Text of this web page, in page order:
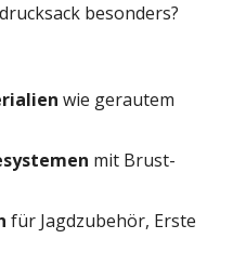
besonders?
wie gerautem
mit Brust-
für Jagdzubehör, Erste